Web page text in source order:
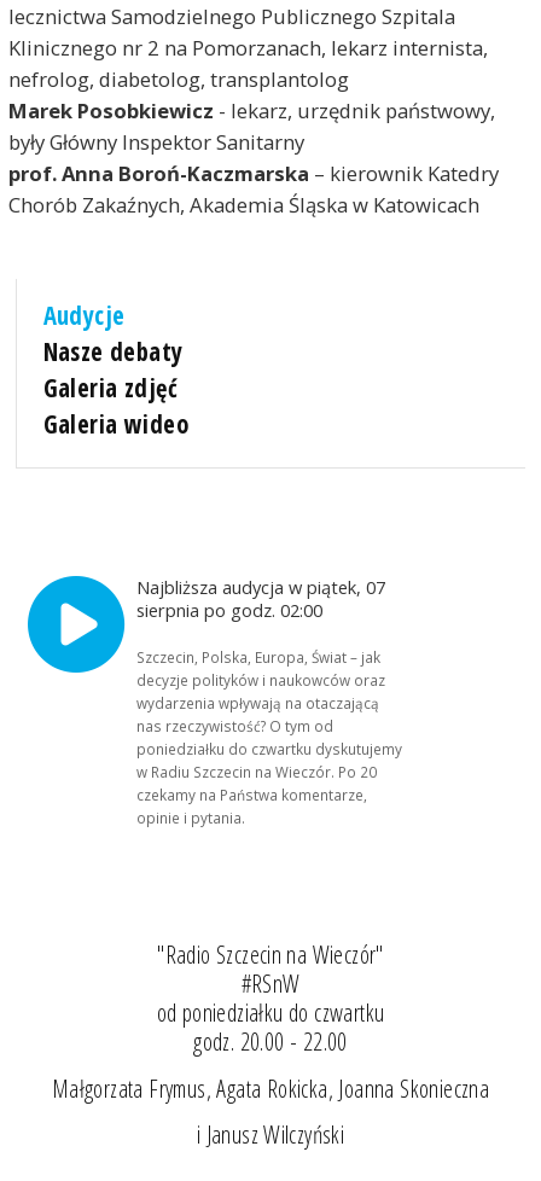
lecznictwa Samodzielnego Publicznego Szpitala
Klinicznego nr 2 na Pomorzanach, lekarz internista,
nefrolog, diabetolog, transplantolog
Marek Posobkiewicz - lekarz, urzędnik państwowy,
były Główny Inspektor Sanitarny
prof. Anna Boroń-Kaczmarska – kierownik Katedry
Chorób Zakaźnych, Akademia Śląska w Katowicach
Audycje
Nasze debaty
Galeria zdjęć
Galeria wideo
Najbliższa audycja w piątek, 07
sierpnia po godz. 02:00
Szczecin, Polska, Europa, Świat – jak
decyzje polityków i naukowców oraz
wydarzenia wpływają na otaczającą
nas rzeczywistość? O tym od
poniedziałku do czwartku dyskutujemy
w Radiu Szczecin na Wieczór. Po 20
czekamy na Państwa komentarze,
opinie i pytania.
"Radio Szczecin na Wieczór"
#RSnW
od poniedziałku do czwartku
godz. 20.00 - 22.00
Małgorzata Frymus, Agata Rokicka, Joanna Skonieczna
i Janusz Wilczyński